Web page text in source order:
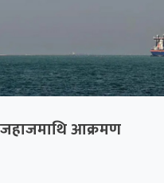
जहाजमाथि आक्रमण